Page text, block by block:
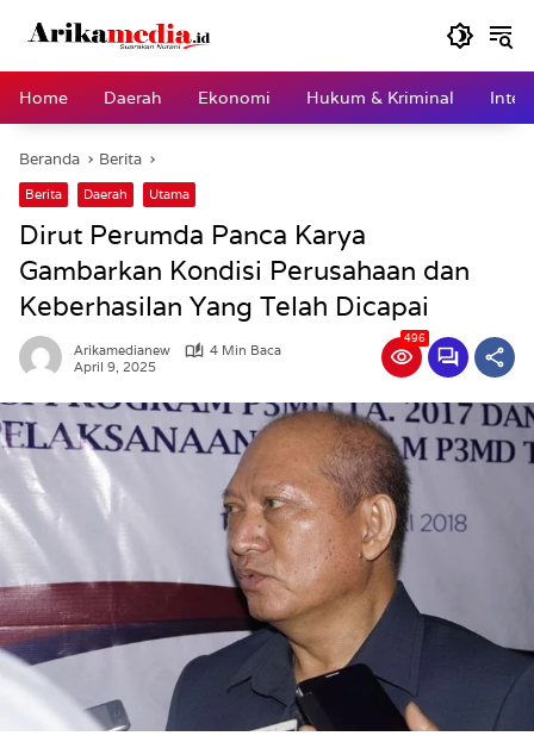
Home
Daerah Ekonomi Hukum & Kriminal
Beranda Berita
Berita Daerah Utama
Dirut Perumda Panca Karya
Gambarkan Kondisi Perusahaan dan
Keberhasilan Yang Telah Dicapai
Arikamedianew
4 Min Baca
April 9, 2025
496